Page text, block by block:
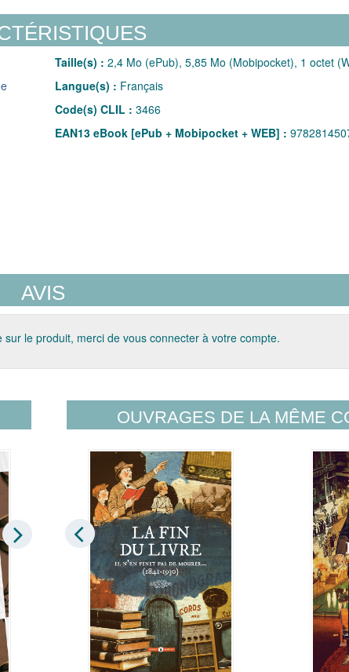
Taille(s) : 2,4 Mo (ePub), 5,85 Mo (Mobipocket), 1 octet
Langue(s) : Français
Code(s) CLIL : 3466
EAN13 eBook [ePub + Mobipocket + WEB] :
AVIS
le produit, merci de vous connecter à votre compte.
OUVRAGES DE LA MÊME